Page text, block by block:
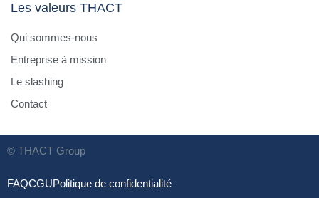
Les valeurs THACT
Qui sommes-nous
Entreprise à mission
Le slashing
Contact
© THACT Group
FAQCGUPolitique de confidentialité